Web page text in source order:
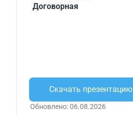
Договорная
Скачать презентацию
Обновлено: 06.08.2026